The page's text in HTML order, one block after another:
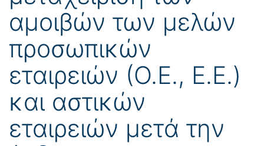
αμοιβών των μελών
προσωπικών
εταιρειών (Ο.Ε., Ε.Ε.)
και αστικών
εταιρειών μετά την